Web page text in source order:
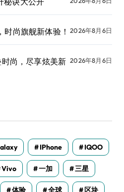
尚旗舰新体验！ 2026年8月6日
尚，尽享炫美新 2026年8月6日
IPhone IQOO
Vivo 一加 三星
体验 全球 区块